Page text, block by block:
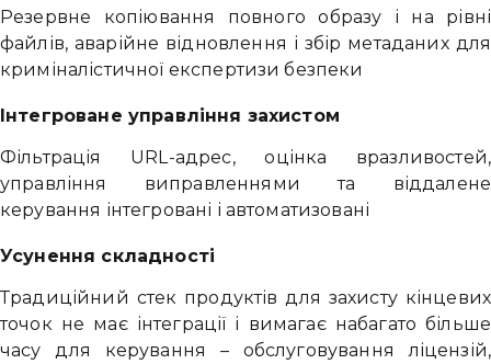
Резервне копіювання повного образу і на рівні
файлів, аварійне відновлення і збір метаданих для
криміналістичної експертизи безпеки
Інтегроване управління захистом
Фільтрація URL-адрес, оцінка вразливостей,
управління виправленнями та віддалене
керування інтегровані і автоматизовані
Усунення складності
Традиційний стек продуктів для захисту кінцевих
точок не має інтеграції і вимагає набагато більше
часу для керування – обслуговування ліцензій,